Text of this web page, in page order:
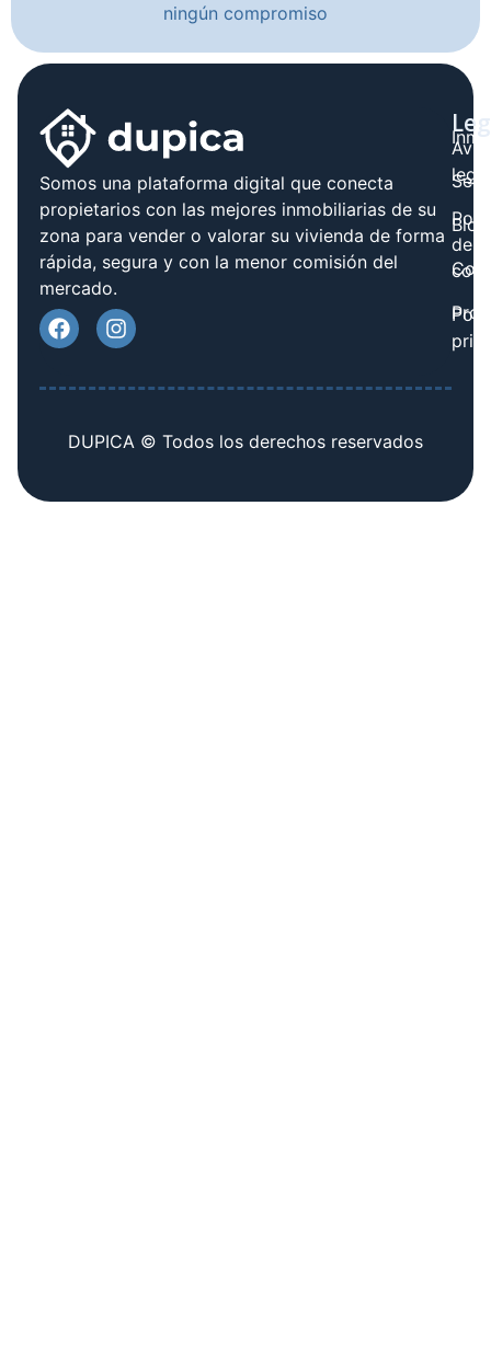
ningún compromiso
Somos una plataforma digital que conecta
propietarios con las mejores inmobiliarias de su
zona para vender o valorar su vivienda de forma
rápida, segura y con la menor comisión del
mercado.
Blog
legal
de
DUPICA © Todos los derechos reservados